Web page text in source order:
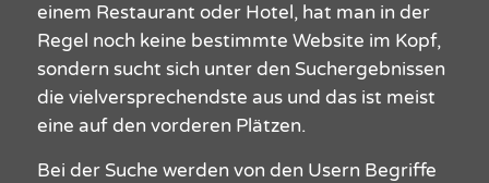
einem Restaurant oder Hotel, hat man in der
Regel noch keine bestimmte Website im Kopf,
sondern sucht sich unter den Suchergebnissen
die vielversprechendste aus und das ist meist
eine auf den vorderen Plätzen.
Bei der Suche werden von den Usern Begriffe